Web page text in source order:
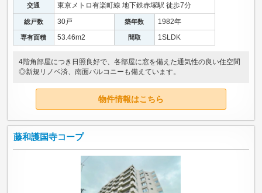
交通 東京メトロ有楽町線 地下鉄赤塚駅 徒歩7分
総戸数 30戸 築年数 1982年
専有面積 53.46m2 間取 1SLDK
4階角部屋につき日照良好で、各部屋に窓を備えた通気性の良い住空間
◎新規リノベ済、南面バルコニーも備えています。
物件情報はこちら
藤和護国寺コープ